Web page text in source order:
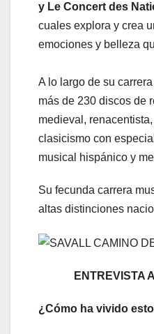
y Le Concert des
cuales explora y crea
emociones y belleza
A lo largo de su
más de 230 discos de
medieval,
clasicismo con
musical hispánico y
Su fecunda carrera
altas distinciones
ENTREVISTA
¿Cómo ha vivido